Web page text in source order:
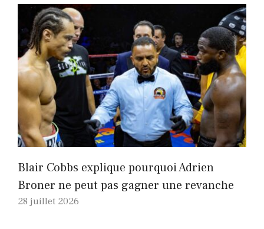
Blair Cobbs explique pourquoi Adrien
Broner ne peut pas gagner une revanche
28 juillet 2026